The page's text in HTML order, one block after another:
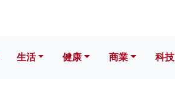
生活 健康 商業 科技